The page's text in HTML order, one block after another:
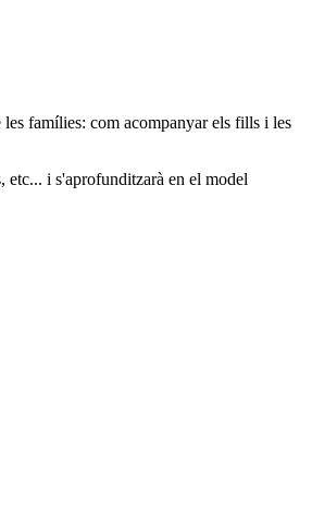
famílies: com acompanyar els fills i les
etc... i s'aprofunditzarà en el model